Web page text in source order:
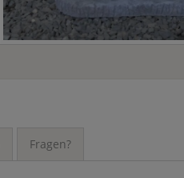
Fragen?